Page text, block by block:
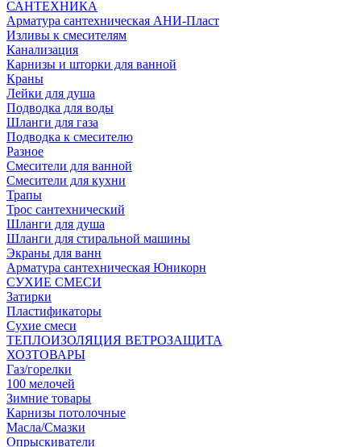
САНТЕХНИКА
Арматура сантехническая АНИ-Пласт
Изливы к смесителям
Канализация
Карнизы и шторки для ванной
Краны
Лейки для душа
Подводка для воды
Шланги для газа
Подводка к смесителю
Разное
Смесители для ванной
Смесители для кухни
Трапы
Трос сантехнический
Шланги для душа
Шланги для стиральной машины
Экраны для ванн
Арматура сантехническая Юникорн
СУХИЕ СМЕСИ
Затирки
Пластификаторы
Сухие смеси
ТЕПЛОИЗОЛЯЦИЯ ВЕТРОЗАЩИТА
ХОЗТОВАРЫ
Газ/горелки
100 мелочей
Зимние товары
Карнизы потолочные
Масла/Смазки
Опрыскиватели